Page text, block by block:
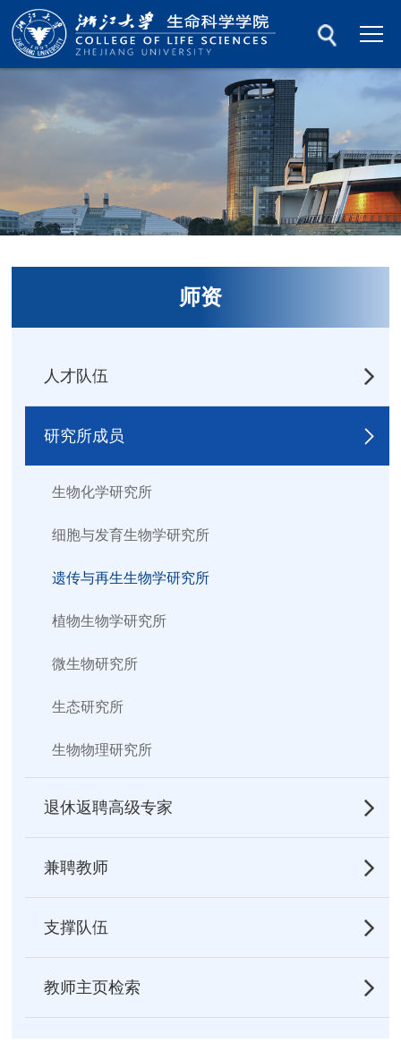
师资
人才队伍
研究所成员
生物化学研究所
细胞与发育生物学研究所
遗传与再生生物学研究所
植物生物学研究所
微生物研究所
生态研究所
生物物理研究所
退休返聘高级专家
兼聘教师
支撑队伍
教师主页检索